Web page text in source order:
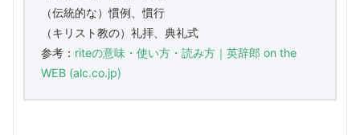
（伝統的な）慣例、慣行
（キリスト教の）礼拝、典礼式
参考： riteの意味・使い方・読み方｜英辞郎 on the
WEB (alc.co.jp)